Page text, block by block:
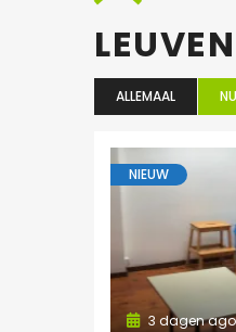
LEUVEN
ALLEMAAL
NIEUW
3 dagen ago